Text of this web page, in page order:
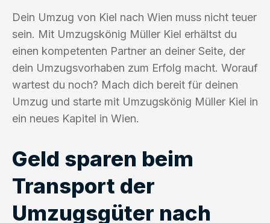
Dein Umzug von Kiel nach Wien muss nicht teuer
sein. Mit Umzugskönig Müller Kiel erhältst du
einen kompetenten Partner an deiner Seite, der
dein Umzugsvorhaben zum Erfolg macht. Worauf
wartest du noch? Mach dich bereit für deinen
Umzug und starte mit Umzugskönig Müller Kiel in
ein neues Kapitel in Wien.
Geld sparen beim
Transport der
Umzugsgüter nach